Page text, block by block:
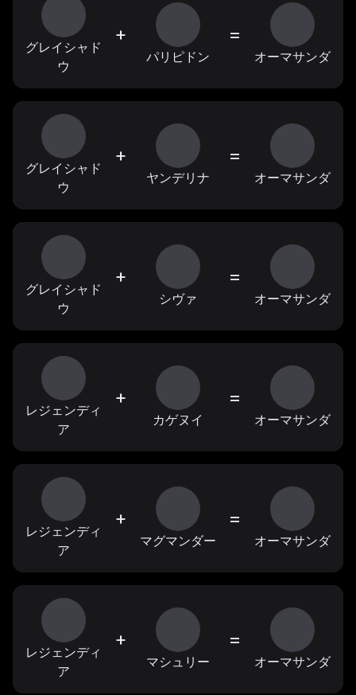
グレイシャド
ウ
+
パリピドン
=
オーマサンダ
グレイシャド
ウ
+
ヤンデリナ
=
オーマサンダ
グレイシャド
ウ
+
シヴァ
=
オーマサンダ
レジェンディ
ア
+
カゲヌイ
=
オーマサンダ
レジェンディ
ア
+
マグマンダー
=
オーマサンダ
レジェンディ
ア
+
マシュリー
=
オーマサンダ